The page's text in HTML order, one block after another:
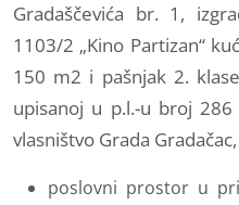
Gradaščevića br. 1,
1103/2 „Kino Partizan“
150 m2 i pašnjak 2.
upisanoj u p.l.-u broj
vlasništvo Grada
poslovni prostor u